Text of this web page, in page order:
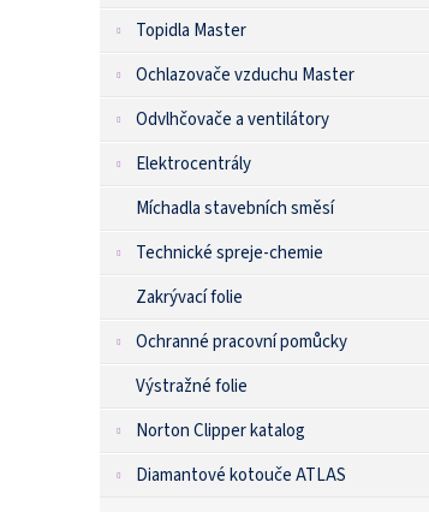
Topidla Master
Ochlazovače vzduchu Master
Odvlhčovače a ventilátory
Elektrocentrály
Míchadla stavebních směsí
Technické spreje-chemie
Zakrývací folie
Ochranné pracovní pomůcky
Výstražné folie
Norton Clipper katalog
Diamantové kotouče ATLAS